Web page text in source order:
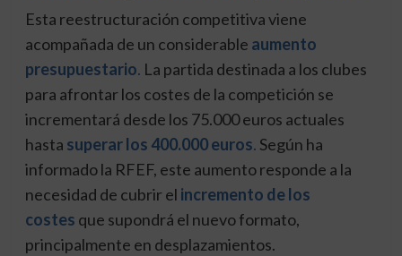
Esta reestructuración competitiva viene
acompañada de un considerable aumento
presupuestario. La partida destinada a los clubes
para afrontar los costes de la competición se
incrementará desde los 75.000 euros actuales
hasta superar los 400.000 euros. Según ha
informado la RFEF, este aumento responde a la
necesidad de cubrir el incremento de los
costes que supondrá el nuevo formato,
principalmente en desplazamientos.